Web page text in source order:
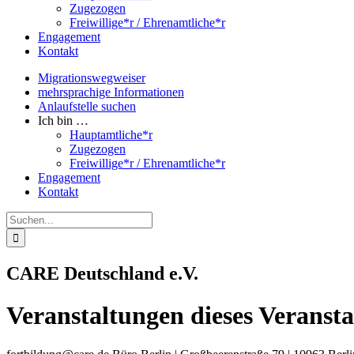
Zugezogen
Freiwillige*r / Ehrenamtliche*r
Engagement
Kontakt
Migrationswegweiser
mehrsprachige Informationen
Anlaufstelle suchen
Ich bin …
Hauptamtliche*r
Zugezogen
Freiwillige*r / Ehrenamtliche*r
Engagement
Kontakt
Suche
nach:
CARE Deutschland e.V.
Veranstaltungen dieses